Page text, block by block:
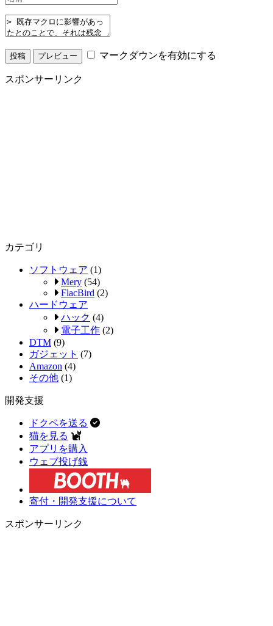
マークダウンを有効にする
スポンサーリンク
カテゴリ
ソフトウェア (1)
Mery (54)
FlacBird (2)
ハードウェア
ハック (4)
電子工作 (2)
DTM (9)
ガジェット (7)
Amazon (4)
その他 (1)
開発支援
ドクペを送る
猫を見る
アプリを購入
ウェブ投げ銭
寄付・開発支援について
スポンサーリンク